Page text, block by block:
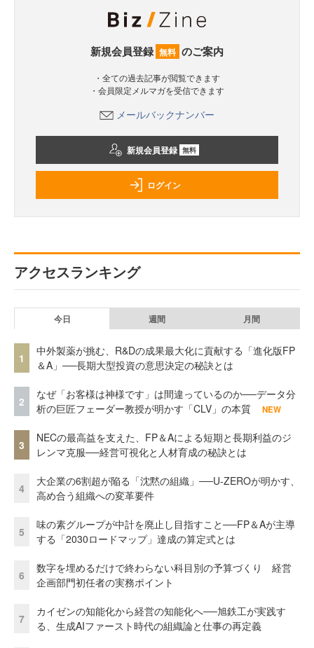
新規会員登録 無料 のご案内
・全ての過去記事が閲覧できます
・会員限定メルマガを受信できます
メールバックナンバー
新規会員登録 無料
ログイン
アクセスランキング
今日 週間 月間
1
中外製薬が挑む、R&Dの成果最大化に貢献する「進化版FP
＆A」──長期大型投資の意思決定の秘訣とは
2
なぜ「お客様は神様です」は間違っているのか──データ分
析の巨匠フェーダー教授が明かす「CLV」の本質
NEW
3
NECの最高益を支えた、FP＆Aによる短期と長期利益のジ
レンマ克服──経営可視化と人材育成の秘訣とは
4
大企業の6割超が陥る「沈黙の組織」──U-ZEROが明かす、
高め合う組織への変革要件
5
味の素グループが中計を廃止し目指すこと──FP＆Aが主導
する「2030ロードマップ」達成の算定式とは
6
数字を埋めるだけで終わらない科目別の予算づくり 経営
企画部門初任者の実務ポイント
7
カイゼンの知能化から経営の知能化へ──旭鉄工が実践す
る、生成AIファースト時代の組織論と仕事の再定義